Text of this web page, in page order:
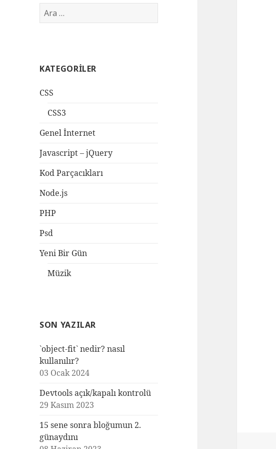
Arama:
KATEGORILER
CSS
CSS3
Genel İnternet
Javascript – jQuery
Kod Parçacıkları
Node.js
PHP
Psd
Yeni Bir Gün
Müzik
SON YAZILAR
`object-fit` nedir? nasıl
kullanılır?
03 Ocak 2024
Devtools açık/kapalı kontrolü
29 Kasım 2023
15 sene sonra bloğumun 2.
günaydını